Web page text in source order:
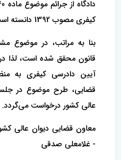
کیفری مصوب 1392 دانسته است.
بنا به مراتب، در موضوع
آیین دادرسی کیفری به
قضایی، طرح موضوع در
عالی کشور درخواست می‌گردد.
معاون قضایی دیوان عالی
- غلامعلی صدقی